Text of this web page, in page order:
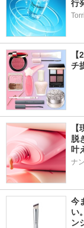
行
チ
脱
叶
ナ
今
い
ン